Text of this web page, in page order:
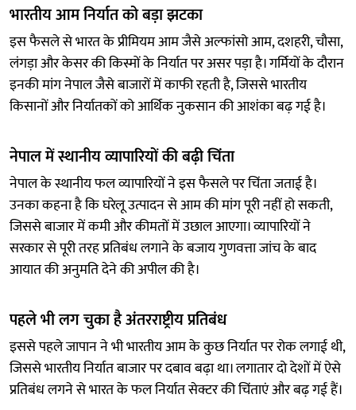
भारतीय आम निर्यात को बड़ा झटका
इस फैसले से भारत के प्रीमियम आम जैसे अल्फांसो आम, दशहरी, चौसा,
लंगड़ा और केसर की किस्मों के निर्यात पर असर पड़ा है। गर्मियों के दौरान
इनकी मांग नेपाल जैसे बाजारों में काफी रहती है, जिससे भारतीय
किसानों और निर्यातकों को आर्थिक नुकसान की आशंका बढ़ गई है।
नेपाल में स्थानीय व्यापारियों की बढ़ी चिंता
नेपाल के स्थानीय फल व्यापारियों ने इस फैसले पर चिंता जताई है।
उनका कहना है कि घरेलू उत्पादन से आम की मांग पूरी नहीं हो सकती,
जिससे बाजार में कमी और कीमतों में उछाल आएगा। व्यापारियों ने
सरकार से पूरी तरह प्रतिबंध लगाने के बजाय गुणवत्ता जांच के बाद
आयात की अनुमति देने की अपील की है।
पहले भी लग चुका है अंतरराष्ट्रीय प्रतिबंध
इससे पहले जापान ने भी भारतीय आम के कुछ निर्यात पर रोक लगाई थी,
जिससे भारतीय निर्यात बाजार पर दबाव बढ़ा था। लगातार दो देशों में ऐसे
प्रतिबंध लगने से भारत के फल निर्यात सेक्टर की चिंताएं और बढ़ गई हैं।